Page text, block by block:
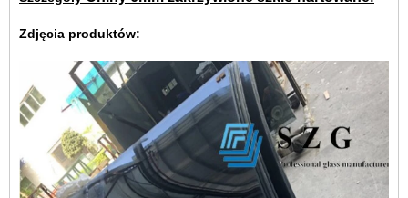
Zdjęcia produktów: